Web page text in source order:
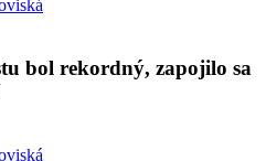
bol rekordný, zapojilo sa